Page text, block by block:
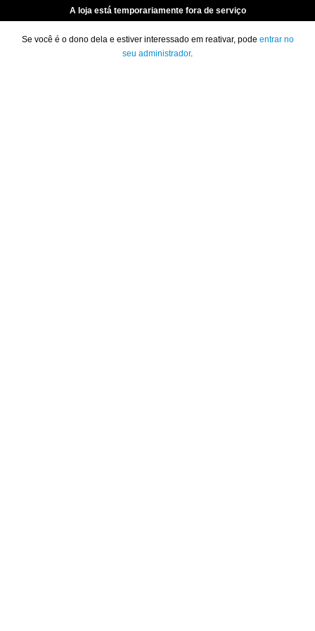
A loja está temporariamente fora de serviço
Se você é o dono dela e estiver interessado em reativar, pode entrar no
seu administrador.